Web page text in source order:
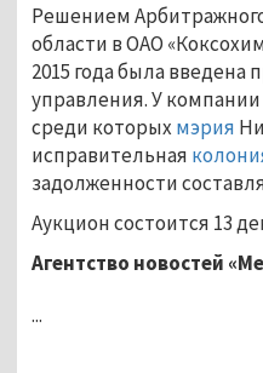
Решением
области в ОАО
2015 года была введена
управления. У
среди которых мэрия
исправительная
задолженности
Аукцион состоится 13
Агентство новостей
...